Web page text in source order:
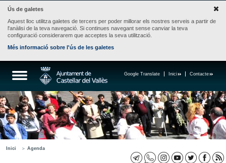
Ús de galetes
Aquest lloc utilitza galetes de tercers per poder millorar els nostres serveis a partir de
l'anàlisi de la teva navegació. Si continues navegant sense canviar la teva
configuració considerarem que acceptes la seva utilització.
Més informació sobre l'ús de les galetes
Contacte
Inici
Google Translate
Inici Agenda